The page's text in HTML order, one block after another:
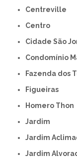
Centreville
Centro
Cidade São
Condomínio
Fazenda dos
Figueiras
Homero Thon
Jardim
Jardim
Jardim